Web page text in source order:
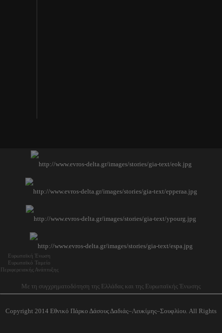
Ευρωπαϊκή Ένωση
Ευρωπαϊκό Ταμείο
Περιφερειακής Ανάπτυξης
Με τη συγχρηματοδότηση της Ελλάδας και της Ευρωπαϊκής Ένωσης
Copyright 2014 Εθνικό Πάρκο Δάσους Δαδιάς–Λευκίμης–Σουφλίου. All Rights